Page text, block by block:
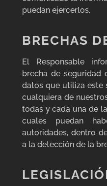
puedan ejercerlos.
BRECHAS
El Responsable
brecha de seguridad
datos que utiliza este
cualquiera de
todas y cada una de
cuales puedan
autoridades, dentro
a la detección de la